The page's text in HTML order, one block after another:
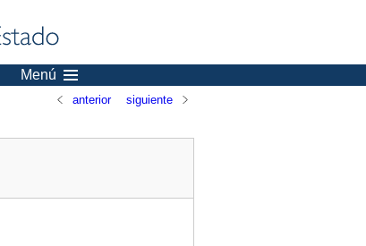
Menú
anterior siguiente